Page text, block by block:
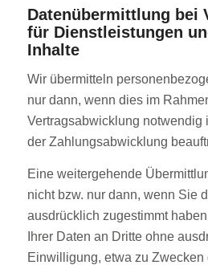
Datenübermittlung bei
für Dienstleistungen
Inhalte
Wir übermitteln
nur dann, wenn dies im
Vertragsabwicklung notwendig
der Zahlungsabwicklung
Eine weitergehende
nicht bzw. nur dann, wenn Sie
ausdrücklich zugestimmt
Ihrer Daten an Dritte ohne
Einwilligung, etwa zu Zwecken